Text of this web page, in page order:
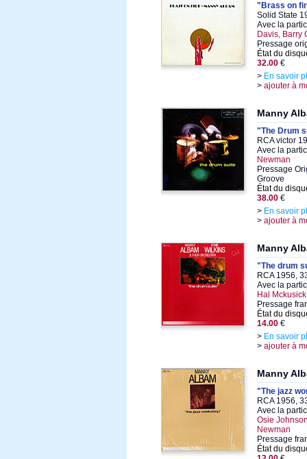
"Brass on
Solid State
Avec la
Davis, Barry
Pressage
État du
32.00 €
> En savoir
> ajouter à
Manny
"The Drum
RCA victor
Avec la
Newman
Pressage
Groove
État du
38.00 €
> En savoir
> ajouter à
Manny
"The drum
RCA 1956,
Avec la
Hal
Pressage
État du
14.00 €
> En savoir
> ajouter à
Manny
"The jazz
RCA 1956,
Avec la
Osie
Newman
Pressage
État du